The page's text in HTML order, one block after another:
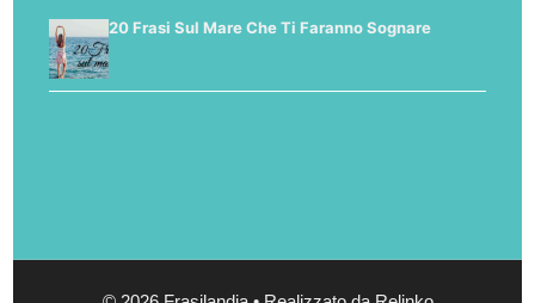
20 Frasi Sul Mare Che Ti Faranno Sognare